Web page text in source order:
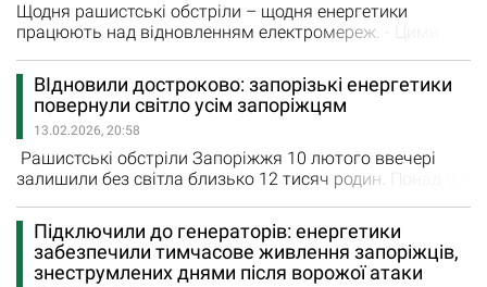
Щодня рашистські обстріли – щодня енергетики
працюють над відновленням електромереж. - Цими
близько десятка зафіксованих випадків пошкодження
нашого обладнання. «Географія» пошкоджень –
масштабна: Запоріжжя та прилегла територія,
Вільнянщина, Новомиколаївщина, Оріхівщина –
фактично вся підконтрольна…
ВІдновили достроково: запорізькі енергетики
повернули світло усім запоріжцям
13.02.2026, 20:58
Рашистські обстріли Запоріжжя 10 лютого ввечері
залишили без світла близько 12 тисяч родин. Понад 9,4
того ж дня за резервними схемами. На жаль, як
зазначили в енергокомпанії, відновити таким самим
чином електропостачання решти споживачів технічно
було неможливо. - Аби повернути цим родинам світло,…
Підключили до генераторів: енергетики
забезпечили тимчасове живлення запоріжців,
знеструмлених днями після ворожої атаки